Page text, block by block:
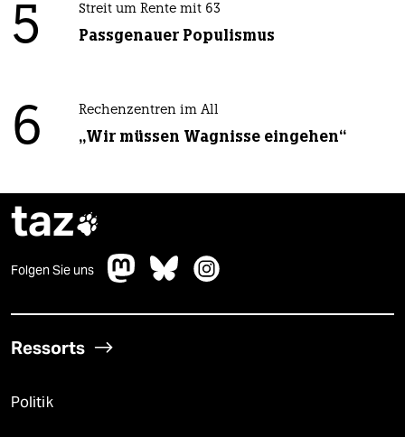
5 Streit um Rente mit 63
Passgenauer Populismus
6 Rechenzentren im All
„Wir müssen Wagnisse eingehen“
taz
Folgen Sie uns
Ressorts
Politik